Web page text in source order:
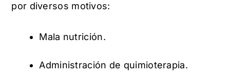
por diversos motivos:
Mala nutrición.
Administración de quimioterapia.